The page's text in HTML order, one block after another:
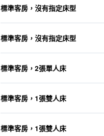
標準客房，沒有指定床型
標準客房，沒有指定床型
標準客房，2張單人床
標準客房，1張雙人床
標準客房，1張雙人床